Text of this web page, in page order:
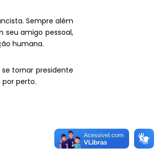
Sempre além
seu amigo pessoal,
humana.
tornar presidente
perto.